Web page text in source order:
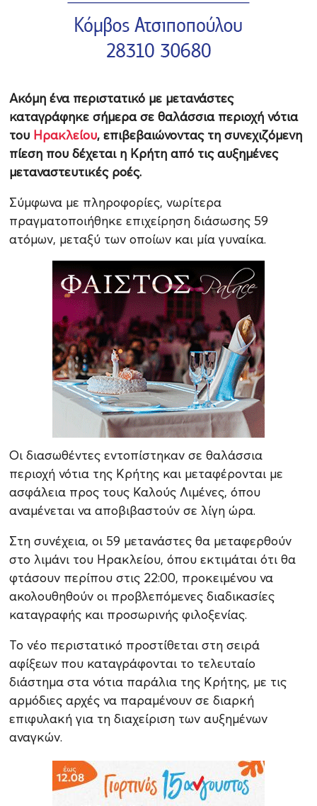
Ακόμη ένα περιστατικό με μετανάστες
καταγράφηκε σήμερα σε θαλάσσια περιοχή νότια
του Ηρακλείου, επιβεβαιώνοντας τη συνεχιζόμενη
πίεση που δέχεται η Κρήτη από τις αυξημένες
μεταναστευτικές ροές.
Σύμφωνα με πληροφορίες, νωρίτερα
πραγματοποιήθηκε επιχείρηση διάσωσης 59
ατόμων, μεταξύ των οποίων και μία γυναίκα.
Οι διασωθέντες εντοπίστηκαν σε θαλάσσια
περιοχή νότια της Κρήτης και μεταφέρονται με
ασφάλεια προς τους Καλούς Λιμένες, όπου
αναμένεται να αποβιβαστούν σε λίγη ώρα.
Στη συνέχεια, οι 59 μετανάστες θα μεταφερθούν
στο λιμάνι του Ηρακλείου, όπου εκτιμάται ότι θα
φτάσουν περίπου στις 22:00, προκειμένου να
ακολουθηθούν οι προβλεπόμενες διαδικασίες
καταγραφής και προσωρινής φιλοξενίας.
Το νέο περιστατικό προστίθεται στη σειρά
αφίξεων που καταγράφονται το τελευταίο
διάστημα στα νότια παράλια της Κρήτης, με τις
αρμόδιες αρχές να παραμένουν σε διαρκή
επιφυλακή για τη διαχείριση των αυξημένων
αναγκών.